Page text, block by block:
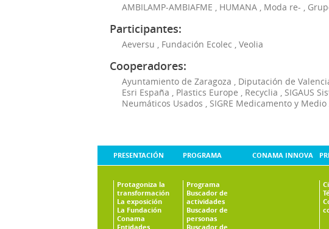
AMBILAMP-AMBIAFME , HUMANA , Moda re- ,
Participantes:
Aeversu , Fundación Ecolec , Veolia
Cooperadores:
Ayuntamiento de Zaragoza , Diputación de
Esri España , Plastics Europe , Recyclia , SIGAUS
Neumáticos Usados , SIGRE Medicamento y
PRESENTACIÓN
Protagoniza la
transformación
La exposición
La Fundación
Conama
Entidades
PROGRAMA
Programa
Buscador de
actividades
Buscador de
personas
Buscador de
CONAMA INNOVA